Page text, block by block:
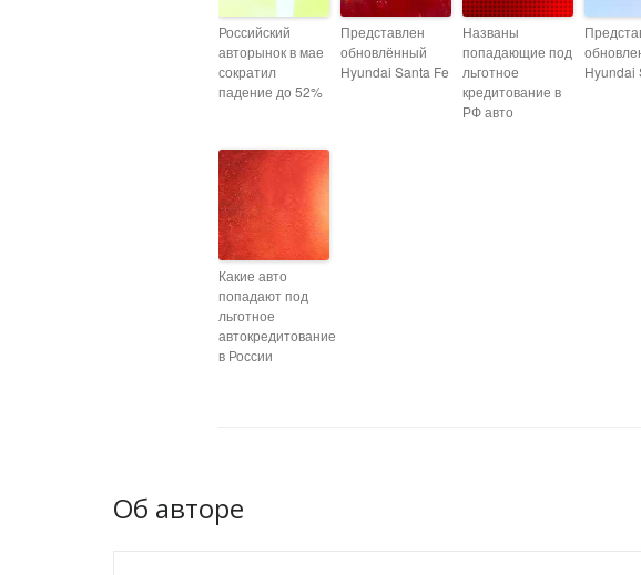
Российский
авторынок в мае
сократил
падение до 52%
Представлен
обновлённый
Hyundai Santa Fe
Названы
попадающие под
льготное
кредитование в
РФ авто
Hyundai
Какие авто
попадают под
льготное
автокредитование
в России
Об авторе